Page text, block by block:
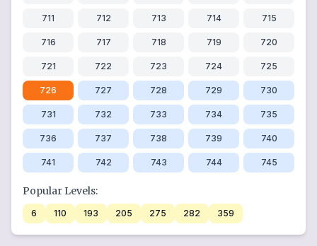
711 712 713 714 715
716 717 718 719 720
721 722 723 724 725
726 727 728 729 730
731 732 733 734 735
736 737 738 739 740
741 742 743 744 745
Popular Levels:
6 110 193 205 275 282 359